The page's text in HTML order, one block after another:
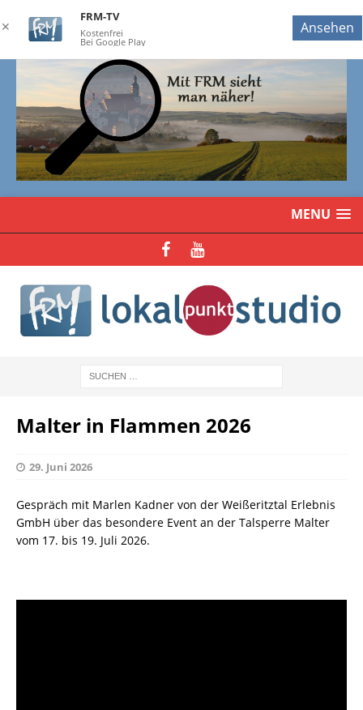
MENU
Malter in Flammen 2026
29. Juni 2026
Gespräch mit Marlen Kadner von der Weißeritztal Erlebnis
GmbH über das besondere Event an der Talsperre Malter
vom 17. bis 19. Juli 2026.
✕
FRM-TV
Kostenfrei
Bei Google Play
Ansehen